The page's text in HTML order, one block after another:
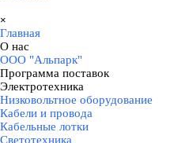
×
Главная
О нас
ООО "Альпарк"
Программа поставок
Электротехника
Низковольтное оборудование
Кабели и провода
Кабельные лотки
Светотехника